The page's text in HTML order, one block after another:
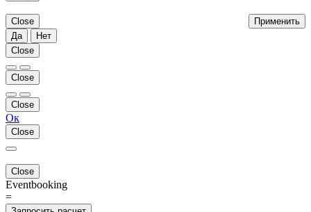
Применить
Close
Да
Нет
Close
Close
Close
Ок
Close
Close
Eventbooking
=